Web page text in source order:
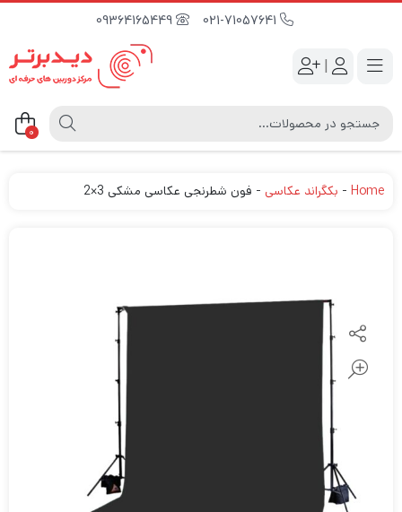
09364165449
|
0
Home
- بکگراند عکاسی - فون شطرنجی عکاسی مشکی 3×2